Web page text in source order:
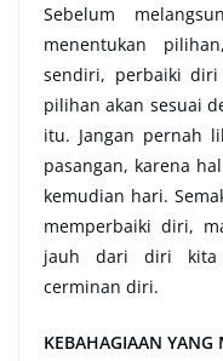
Sebelum
menentukan
sendiri, perbaiki diri
pilihan akan sesuai
itu. Jangan pernah
pasangan, karena
kemudian hari.
memperbaiki diri,
jauh dari diri kita
cerminan diri.
KEBAHAGIAAN YANG